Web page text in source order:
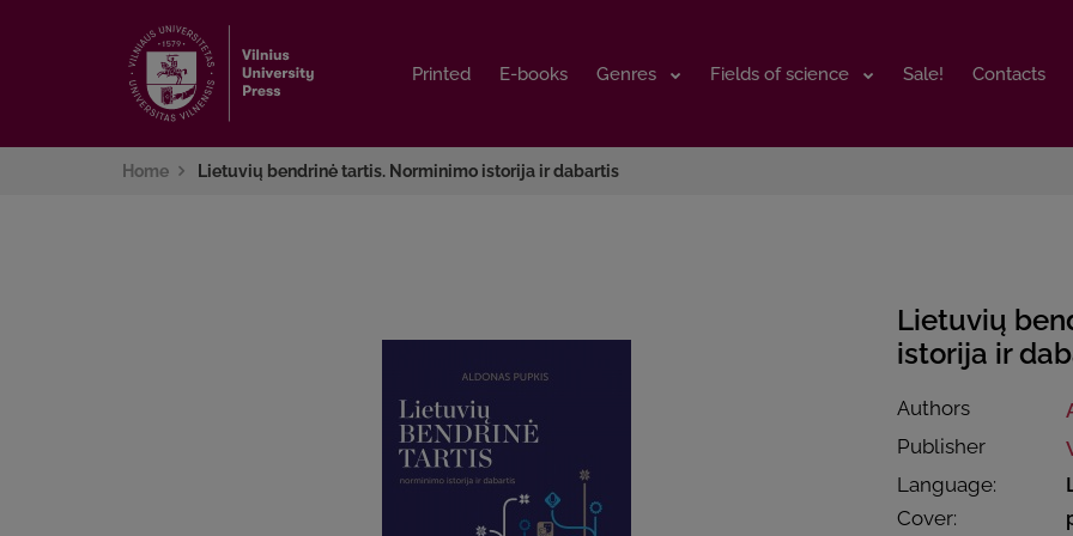
Printed E-books Genres Fields of science Sale! Contacts
Printed E-books Genres Fields of science Sale! Contacts
Home Lietuvių bendrinė tartis. Norminimo istorija ir dabartis
Lietuvių
istorija ir
Authors
Publisher
Language:
Cover: